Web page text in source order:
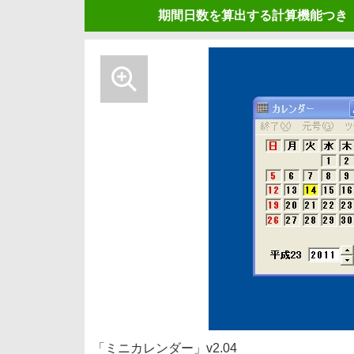
期間日数を算出する計算機能つき
「ミニカレンダー」v2.04